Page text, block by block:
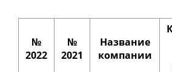
№
2022
№
2021
Название
компании